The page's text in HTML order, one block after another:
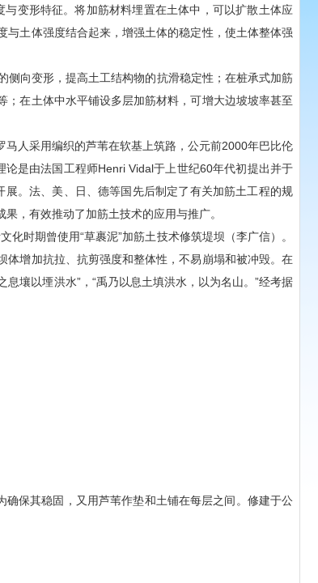
变形特征。将加筋材料埋置在土体中，可以扩散土体应
土体强度结合起来，增强土体的稳定性，使土体整体强
向变形，提高土工结构物的抗滑稳定性；在桩承式加筋
在土体中水平铺设多层加筋材料，可增大边坡坡率甚至
人采用编织的芦苇在软基上筑路，公元前2000年巴比伦
是由法国工程师Henri Vidal于上世纪60年代初提出并于
。法、美、日、德等国先后制定了有关加筋土工程的规
，有效推动了加筋土技术的应用与推广。
时期曾使用“草裹泥”加筋土技术修筑堤坝（李广信）。
增加抗拉、抗剪强度和整体性，不易崩塌和被冲毁。在
壤以堙洪水”，“禹乃以息土填洪水，以为名山。”经考据
确保其稳固，又用芦苇作垫和土铺在每层之间。修建于公